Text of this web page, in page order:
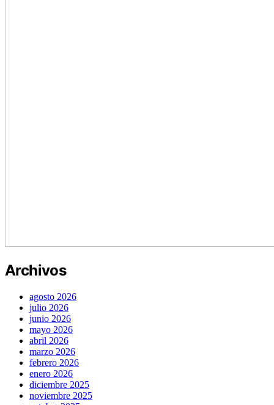
Archivos
agosto 2026
julio 2026
junio 2026
mayo 2026
abril 2026
marzo 2026
febrero 2026
enero 2026
diciembre 2025
noviembre 2025